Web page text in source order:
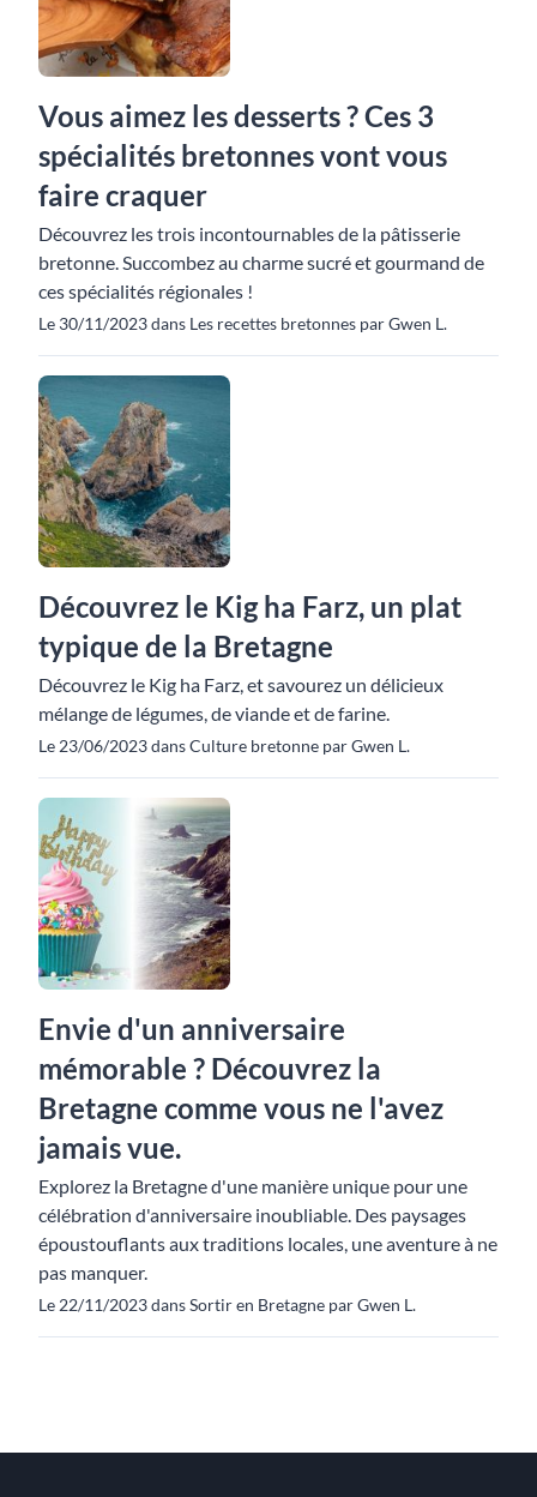
Vous aimez les desserts ? Ces 3
spécialités bretonnes vont vous
faire craquer
Découvrez les trois incontournables de la pâtisserie
bretonne. Succombez au charme sucré et gourmand de
ces spécialités régionales !
Le 30/11/2023 dans Les recettes bretonnes par Gwen L.
Découvrez le Kig ha Farz, un plat
typique de la Bretagne
Découvrez le Kig ha Farz, et savourez un délicieux
mélange de légumes, de viande et de farine.
Le 23/06/2023 dans Culture bretonne par Gwen L.
Envie d'un anniversaire
mémorable ? Découvrez la
Bretagne comme vous ne l'avez
jamais vue.
Explorez la Bretagne d'une manière unique pour une
célébration d'anniversaire inoubliable. Des paysages
époustouflants aux traditions locales, une aventure à ne
pas manquer.
Le 22/11/2023 dans Sortir en Bretagne par Gwen L.